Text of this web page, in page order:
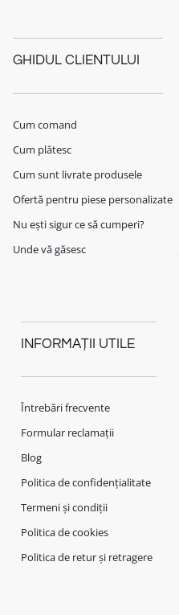
GHIDUL CLIENTULUI
Cum comand
Cum plătesc
Cum sunt livrate produsele
Ofertă pentru piese personalizate
Nu ești sigur ce să cumperi?
Unde vă găsesc
INFORMAȚII UTILE
Întrebări frecvente
Formular reclamații
Blog
Politica de confidențialitate
Termeni și condiții
Politica de cookies
Politica de retur și retragere